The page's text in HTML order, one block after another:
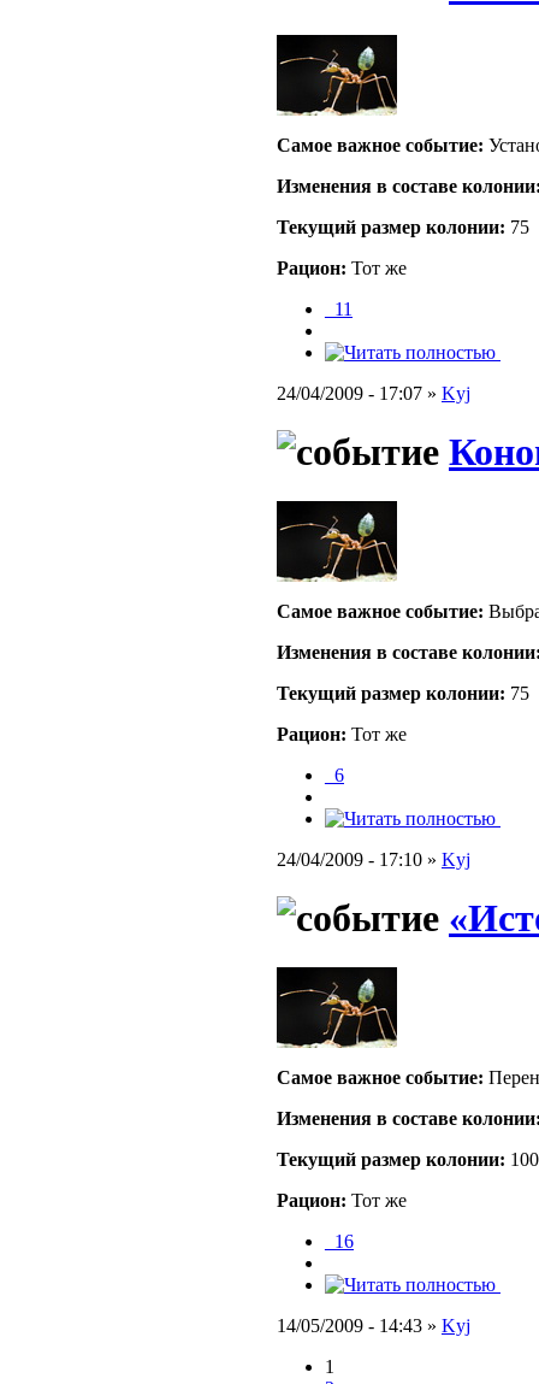
Самое важное событие:
Изменения в составе
Текущий размер кoлонии: 75
Рацион: Тот же
_11
24/04/2009 - 17:07 » Kyj
Самое важное событие:
Изменения в составе
Текущий размер кoлонии: 75
Рацион: Тот же
_6
24/04/2009 - 17:10 » Kyj
Самое важное событие:
Изменения в составе
Текущий размер кoлонии: 100
Рацион: Тот же
_16
14/05/2009 - 14:43 » Kyj
1